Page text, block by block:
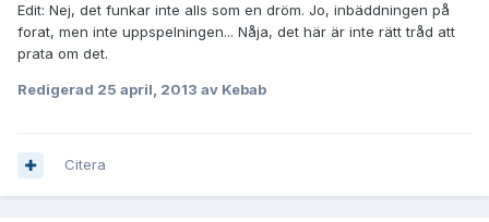
Edit: Nej, det funkar inte alls som en dröm. Jo, inbäddningen på
forat, men inte uppspelningen... Nåja, det här är inte rätt tråd att
prata om det.
Redigerad 25 april, 2013 av Kebab
Citera